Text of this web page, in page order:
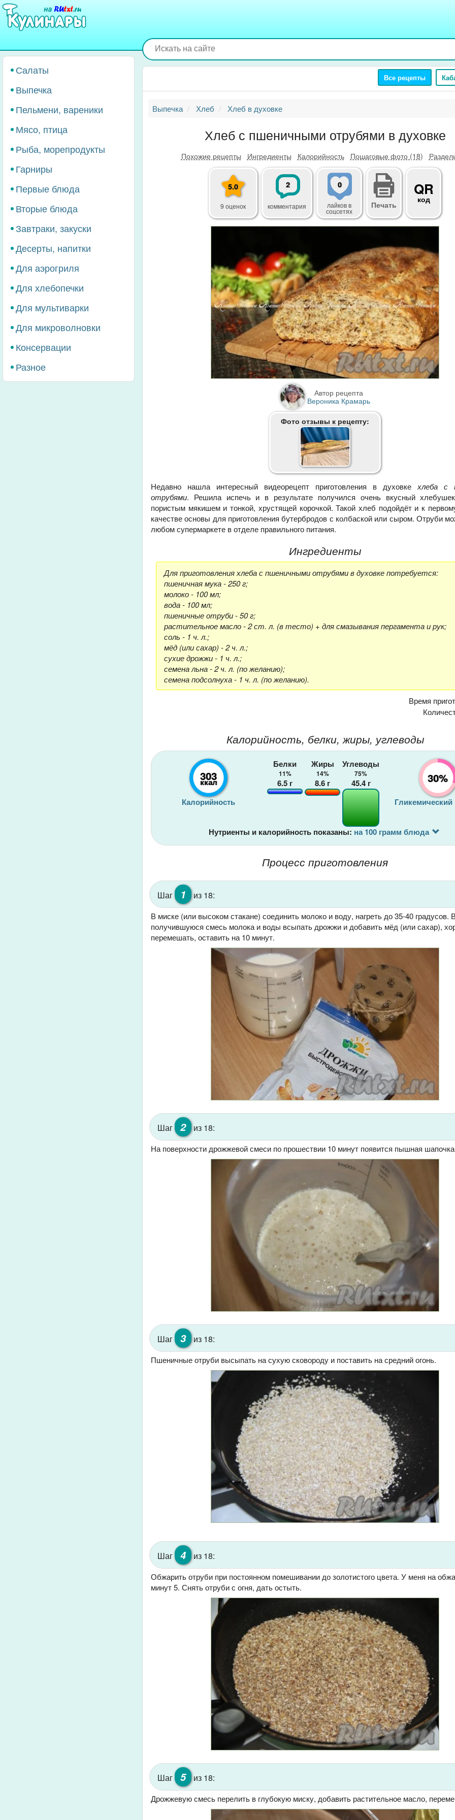
Перейти
основному
Салаты
Выпечка
Пельмени, вареники
Мясо, птица
Рыба, морепродукты
Гарниры
Первые блюда
Вторые блюда
Завтраки, закуски
Десерты, напитки
Для аэрогриля
Для хлебопечки
Для мультиварки
Для микроволновки
Консервации
Разное
Все рецепты
Выпечка Хлеб Хлеб в духовке
Хлеб с пшеничными отрубями в духовке
Похожие рецепты Ингредиенты Калорийность Пошаговые фото (18)
5.0
9 оценок
2
комментария
0
лайковв
соцсетях
Печать
QR
код
Автор рецепта
Вероника Крамарь
Фото отзывы к рецепту:
Недавно нашла интересный видеорецепт приготовления в духовке хлеба с
отрубями. Решила испечь и в результате получился очень вкусный
пористым мякишем и тонкой, хрустящей корочкой. Такой хлеб подойдёт и к
качестве основы для приготовления бутербродов с колбаской или сыром. Отруби
любом супермаркете в отделе правильного питания.
Ингредиенты
Для приготовления хлеба с пшеничными отрубями в духовке потребуется:
пшеничная мука - 250 г;
молоко - 100 мл;
вода - 100 мл;
пшеничные отруби - 50 г;
растительное масло - 2 ст. л. (в тесто) + для смазывания пергамента и рук;
соль - 1 ч. л.;
мёд (или сахар) - 2 ч. л.;
сухие дрожжи - 1 ч. л.;
семена льна - 2 ч. л. (по желанию);
семена подсолнуха - 1 ч. л. (по желанию).
Время
Калорийность, белки, жиры, углеводы
303
ккал
Калорийность
Белки
11%
6.5 г
Жиры
14%
8.6 г
Углеводы
75%
45.4г 30%
Гликемический
Нутриенты и калорийность показаны: на 100 грамм блюда
Процесс приготовления
Шаг 1 из 18:
В миске (или высоком стакане) соединить молоко и воду, нагреть до 35-40 градусов.
получившуюся смесь молока и воды всыпать дрожжи и добавить мёд (или сахар),
перемешать, оставить на 10 минут.
Шаг 2 из 18:
На поверхности дрожжевой смеси по прошествии 10 минут появится пышная
Шаг 3 из 18:
Пшеничные отруби высыпать на сухую сковороду и поставить на средний огонь.
Шаг 4 из 18:
Обжарить отруби при постоянном помешивании до золотистого цвета. У меня на
минут 5. Снять отруби с огня, дать остыть.
Шаг 5 из 18:
Дрожжевую смесь перелить в глубокую миску, добавить растительное масло,